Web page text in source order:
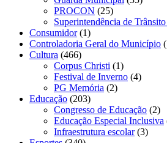
PROCON (25)
Superintendência de
Consumidor(1)
Controladoria Geral do Município
Cultura (466)
Corpus Christi (1)
Festival de Inverno (4)
PG Memória (2)
Educação (203)
Congresso de Educação (2)
Educação Especial Inclusiva
Infraestrutura escolar(3)